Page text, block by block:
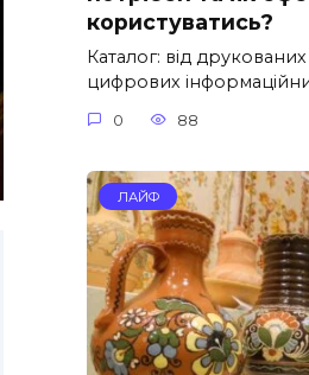
користуватись?
Каталог: від
цифрових
0 88
ЛАЙФ